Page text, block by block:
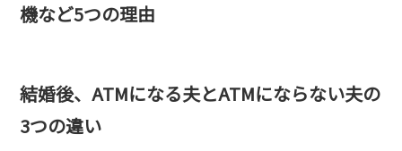
機など5つの理由
結婚後、ATMになる夫とATMにならない夫の
3つの違い